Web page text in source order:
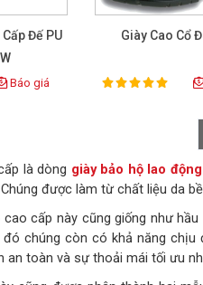
Đế PU
Báo giá
Giày Cao Cổ
Rating:
100%
là dòng giày bảo hộ lao động
được làm từ chất liệu da
cao cấp này cũng giống như
đó chúng còn có khả năng
an toàn và sự thoải mái tối ưu